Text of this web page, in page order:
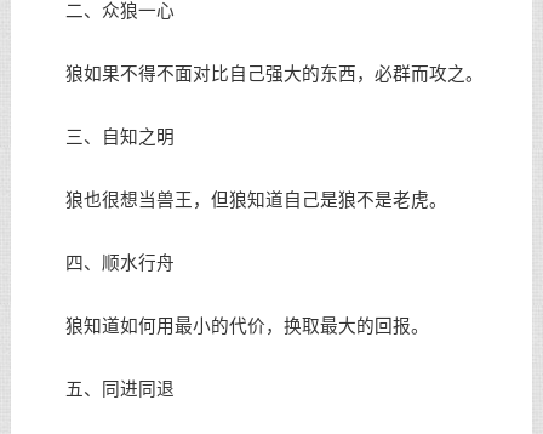
二、众狼一心
狼如果不得不面对比自己强大的东西，必群而攻之。
三、自知之明
狼也很想当兽王，但狼知道自己是狼不是老虎。
四、顺水行舟
狼知道如何用最小的代价，换取最大的回报。
五、同进同退